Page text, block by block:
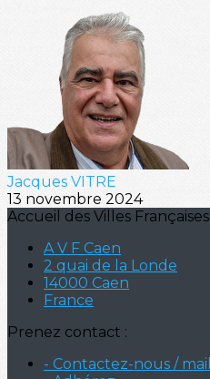
Jacques VITRE
13 novembre 2024
Accueil des Villes Françaises
A V F Caen
2 quai de la Londe
14000 Caen
France
Prenez contact :
- Contactez-nous / mail